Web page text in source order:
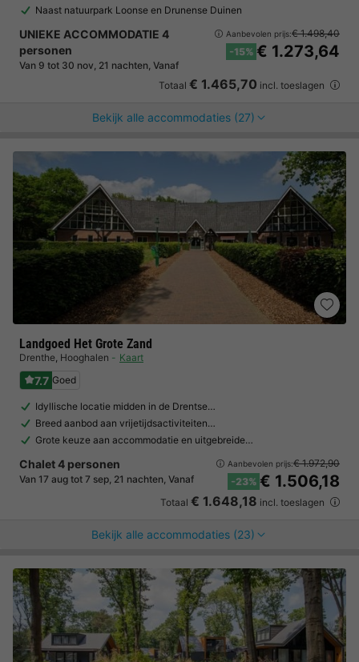
Naast natuurpark Loonse en Drunense Duinen
UNIEKE ACCOMMODATIE 4
personen
Van 9 tot 30 nov, 21 nachten, Vanaf
Aanbevolen prijs:€ 1.498,40
-15% € 1.273,64
Totaal € 1.465,70 incl. toeslagen
Bekijk alle accommodaties (27)
Landgoed Het Grote Zand
Drenthe, Hooghalen Kaart
7.7 Goed
Idyllische locatie midden in de Drentse…
Breed aanbod aan vrijetijdsactiviteiten…
Grote keuze aan accommodatie en uitgebreide…
Chalet 4 personen
Van 17 aug tot 7 sep, 21 nachten, Vanaf
Aanbevolen prijs:€ 1.972,90
-23% € 1.506,18
Totaal € 1.648,18 incl. toeslagen
Bekijk alle accommodaties (23)